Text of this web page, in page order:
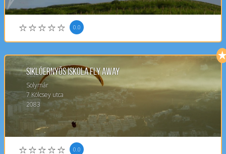
0.0
Siklóernyős Iskola Fly Away
Solymár
7 Kölcsey utca
2083
0.0